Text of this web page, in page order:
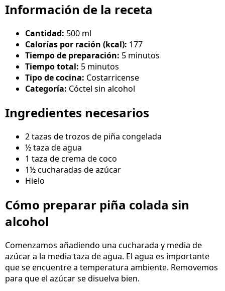
Información de la receta
Cantidad: 500 ml
Calorías por ración (kcal): 177
Tiempo de preparación: 5 minutos
Tiempo total: 5 minutos
Tipo de cocina: Costarricense
Categoría: Cóctel sin alcohol
Ingredientes necesarios
2 tazas de trozos de piña congelada
½ taza de agua
1 taza de crema de coco
1½ cucharadas de azúcar
Hielo
Cómo preparar piña colada sin
alcohol
Comenzamos añadiendo una cucharada y media de
azúcar a la media taza de agua. El agua es importante
que se encuentre a temperatura ambiente. Removemos
para que el azúcar se disuelva bien.